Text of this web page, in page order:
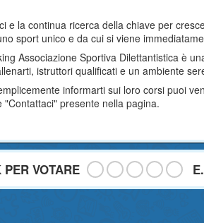
e la continua ricerca della chiave per
sport unico e da cui si viene
Associazione Sportiva Dilettantistica è
istruttori qualificati e un ambiente
informarti sui loro corsi puoi
"Contattaci" presente nella pagina.
VOTARE